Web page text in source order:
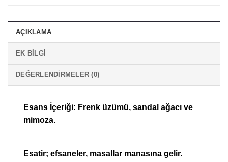
AÇIKLAMA
EK BILGI
DEĞERLENDIRMELER (0)
Esans İçeriği: Frenk üzümü, sandal ağacı ve
mimoza.
Esatir; efsaneler, masallar manasına gelir.